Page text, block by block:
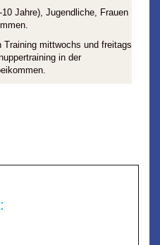
Jahre), Jugendliche, Frauen
mittwochs und freitags
in der